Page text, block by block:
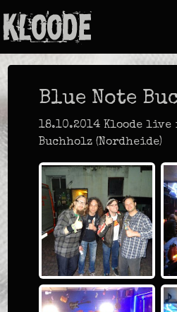
Blue Note
18.10.2014 Kloode live
Buchholz (Nordheide)